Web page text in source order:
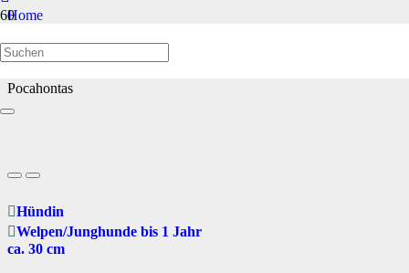
Home
Welpen/Junghunde bis 1 Jahr
Pocahontas
Hündin
Welpen/Junghunde bis 1 Jahr
ca. 30 cm